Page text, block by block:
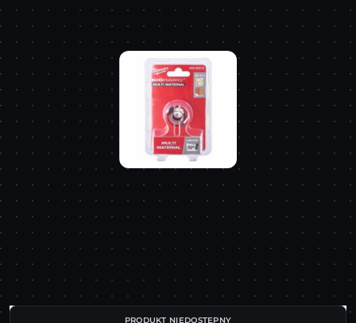
PRODUKT NIEDOSTĘPNY